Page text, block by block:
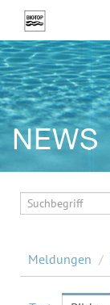
NEWS
Living Pool
Meldungen /